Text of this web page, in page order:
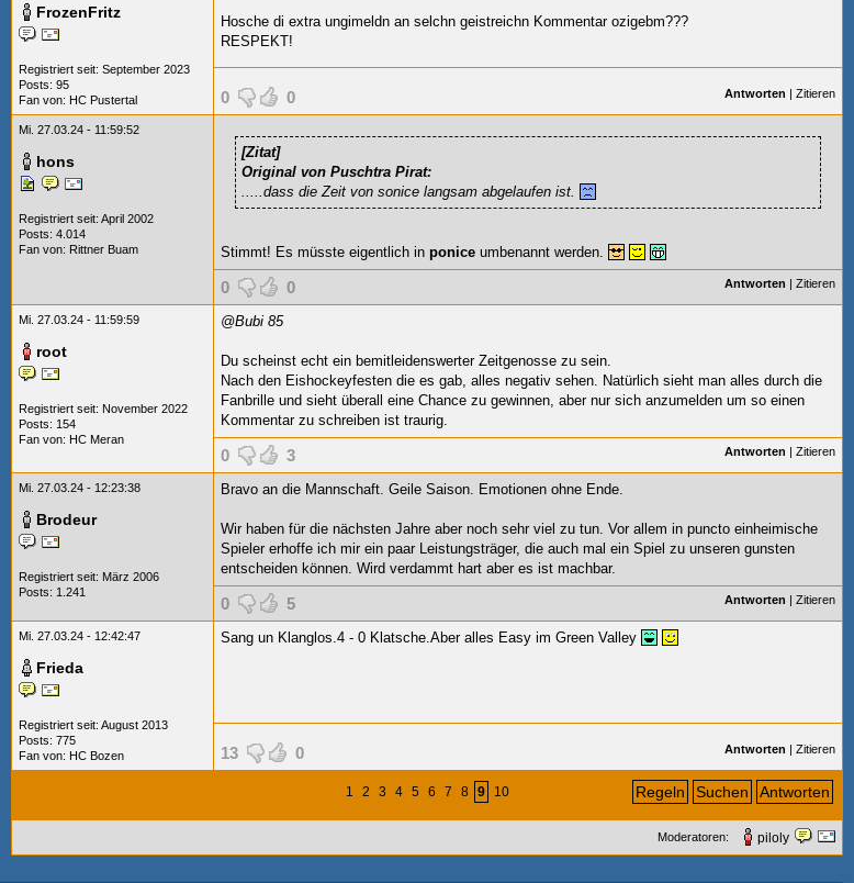
FrozenFritz
Registriert seit: September 2023
Posts: 95
Fan von: HC Pustertal
Hosche di extra ungimeldn an selchn geistreichn Kommentar ozigebm???
RESPEKT!
0 0 Antworten | Zitieren
Mi. 27.03.24 - 11:59:52
hons
Registriert seit: April 2002
Posts: 4.014
Fan von: Rittner Buam
[Zitat]
Original von Puschtra Pirat:
.....dass die Zeit von sonice langsam abgelaufen ist.
Stimmt! Es müsste eigentlich in ponice umbenannt werden.
0 0 Antworten | Zitieren
Mi. 27.03.24 - 11:59:59
root
Registriert seit: November 2022
Posts: 154
Fan von: HC Meran
@Bubi 85
Du scheinst echt ein bemitleidenswerter Zeitgenosse zu sein.
Nach den Eishockeyfesten die es gab, alles negativ sehen. Natürlich sieht man alles durch die
Fanbrille und sieht überall eine Chance zu gewinnen, aber nur sich anzumelden um so einen
Kommentar zu schreiben ist traurig.
0 3 Antworten | Zitieren
Mi. 27.03.24 - 12:23:38
Brodeur
Registriert seit: März 2006
Posts: 1.241
Bravo an die Mannschaft. Geile Saison. Emotionen ohne Ende.
Wir haben für die nächsten Jahre aber noch sehr viel zu tun. Vor allem in puncto einheimische
Spieler erhoffe ich mir ein paar Leistungsträger, die auch mal ein Spiel zu unseren gunsten
entscheiden können. Wird verdammt hart aber es ist machbar.
0 5 Antworten | Zitieren
Mi. 27.03.24 - 12:42:47
Frieda
Registriert seit: August 2013
Posts: 775
Fan von: HC Bozen
Sang un Klanglos.4 - 0 Klatsche.Aber alles Easy im Green Valley
13 0 Antworten | Zitieren
1 2 3 4 5 6 7 8 9 10 Regeln Suchen Antworten
Moderatoren: piloly